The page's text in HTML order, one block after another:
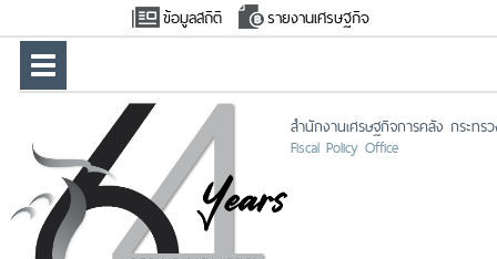
ข้อมูลสถิติ รายงานเศรษฐกิจ
สำนักงานเศรษฐกิจการคลัง กระทร
Fiscal Policy Office